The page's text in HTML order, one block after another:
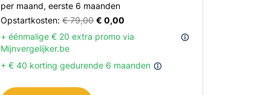
per maand, eerste 6 maanden
Opstartkosten: € 79,00 € 0,00
+ éénmalige € 20 extra promo via
Mijnvergelijker.be
+ € 40 korting gedurende 6 maanden